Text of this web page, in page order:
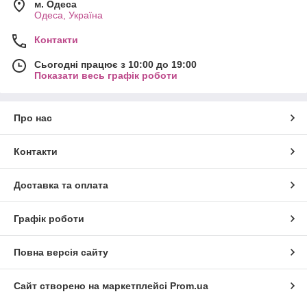
м. Одеса
Одеса, Україна
Контакти
Сьогодні працює з 10:00 до 19:00
Показати весь графік роботи
Про нас
Контакти
Доставка та оплата
Графік роботи
Повна версія сайту
Сайт створено на маркетплейсі Prom.ua